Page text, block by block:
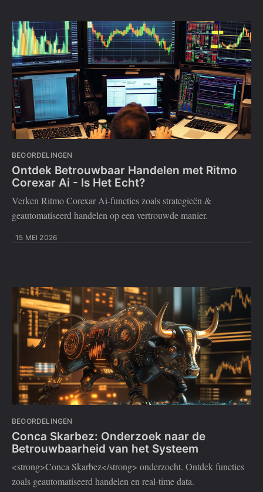
BEOORDELINGEN
Ontdek Betrouwbaar Handelen met Ritmo
Corexar Ai - Is Het Echt?
Verken Ritmo Corexar Ai-functies zoals strategieën &
geautomatiseerd handelen op een vertrouwde manier.
15 MEI 2026
BEOORDELINGEN
Conca Skarbez: Onderzoek naar de
Betrouwbaarheid van het Systeem
<strong>Conca Skarbez</strong> onderzocht. Ontdek functies
zoals geautomatiseerd handelen en real-time data.